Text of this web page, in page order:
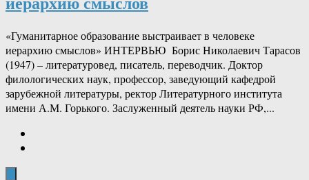
«Гуманитарное образование выстраивает в человеке
иерархию смыслов» ИНТЕРВЬЮ Борис Николаевич Тарасов
(1947) – литературовед, писатель, переводчик. Доктор
филологических наук, профессор, заведующий кафедрой
зарубежной литературы, ректор Литературного института
имени А.М. Горького. Заслуженный деятель науки РФ,...